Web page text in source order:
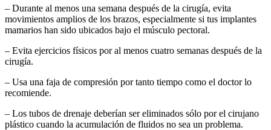
– Durante al menos una semana después de la cirugía, evita
movimientos amplios de los brazos, especialmente si tus implantes
mamarios han sido ubicados bajo el músculo pectoral.
– Evita ejercicios físicos por al menos cuatro semanas después de la
cirugía.
– Usa una faja de compresión por tanto tiempo como el doctor lo
recomiende.
– Los tubos de drenaje deberían ser eliminados sólo por el cirujano
plástico cuando la acumulación de fluidos no sea un problema.